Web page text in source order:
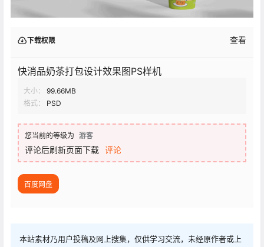
下载权限 查看
快消品奶茶打包设计效果图PS样机
大小：
99.66MB
格式：
PSD
您当前的等级为 游客
评论后刷新页面下载 评论
百度网盘
本站素材乃用户投稿及网上搜集，仅供学习交流，未经原作者或上